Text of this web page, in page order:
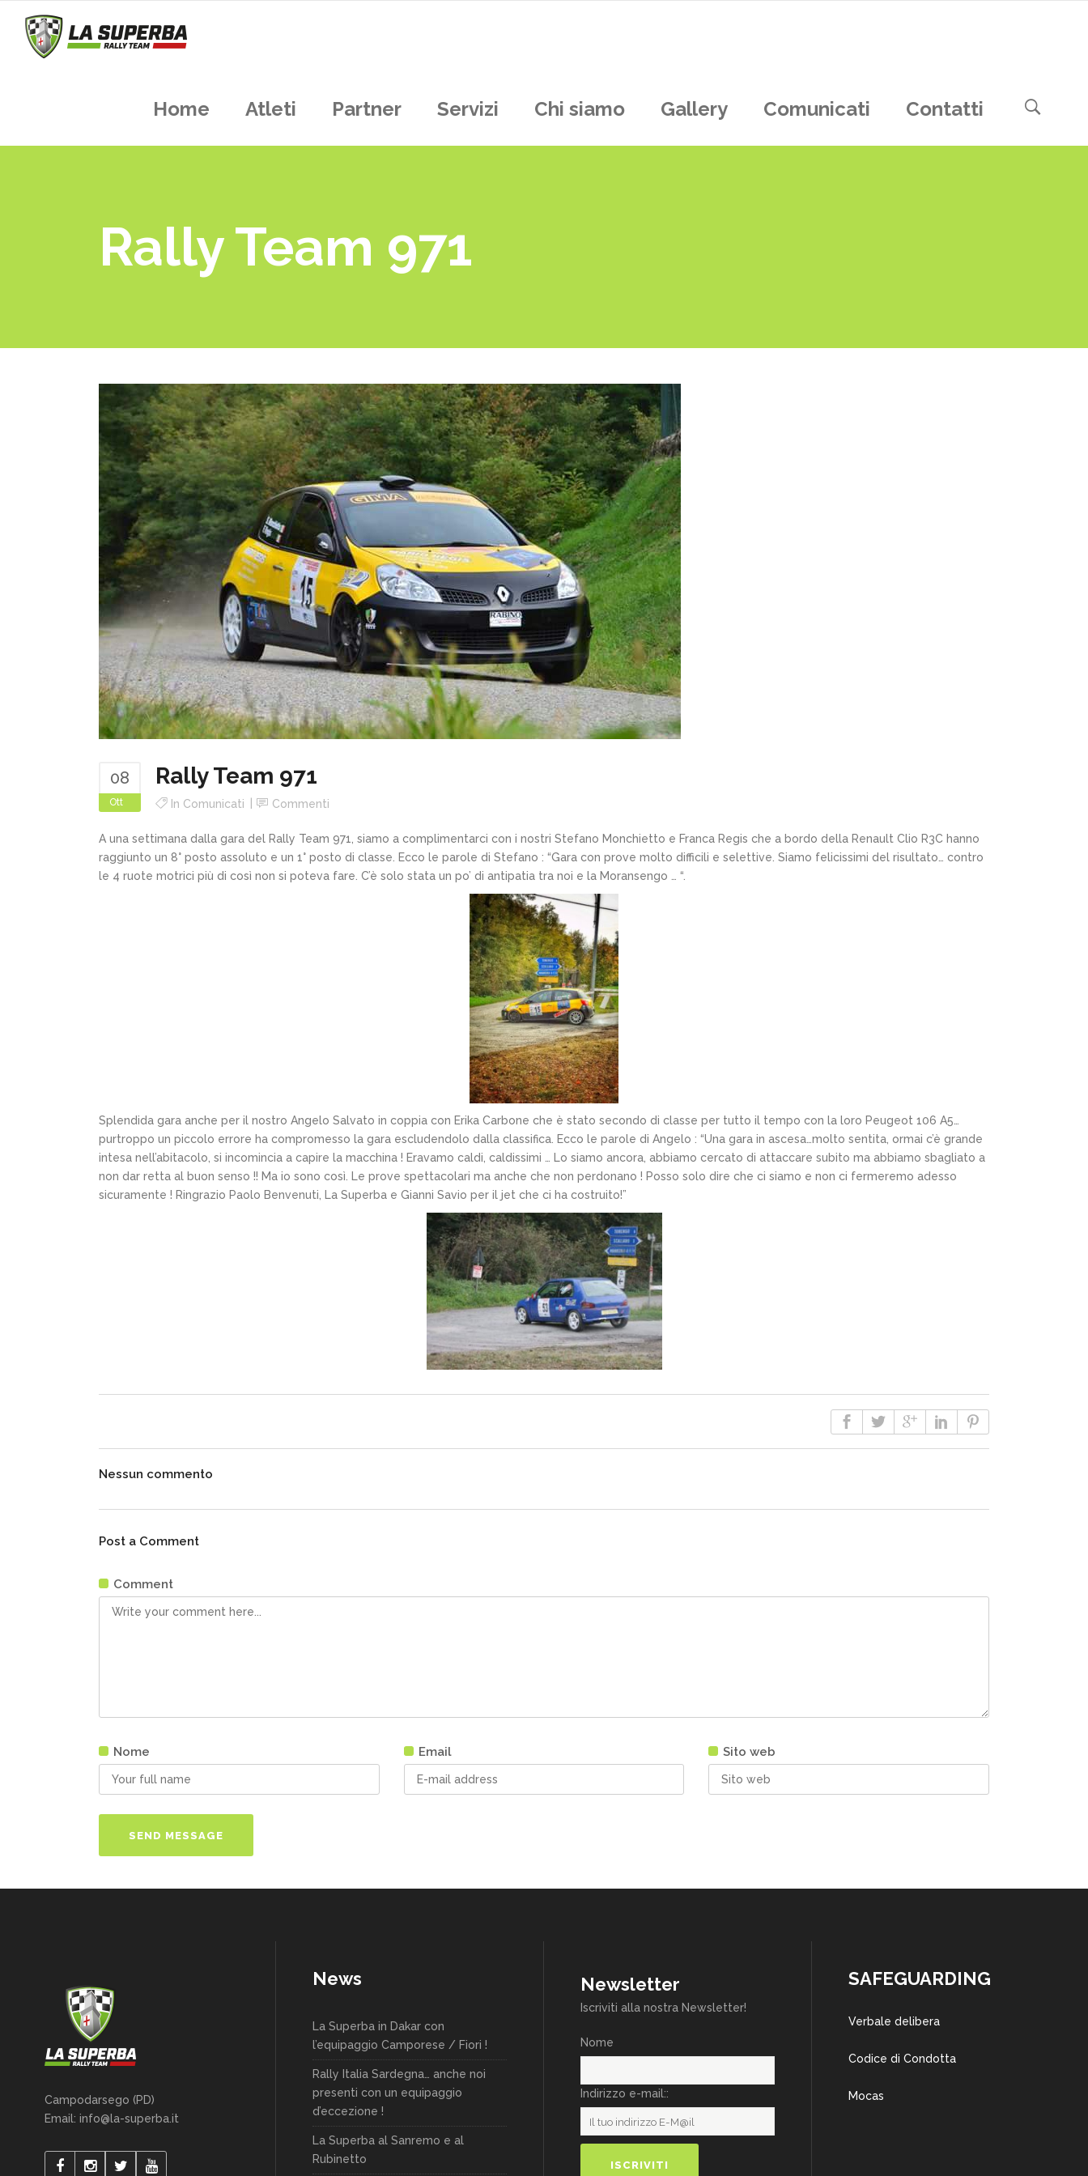
Home Atleti Partner Servizi Chi siamo Gallery Comunicati Contatti
Rally Team 971
08
Ott
Rally Team 971
In Comunicati Commenti
A una settimana dalla gara del Rally Team 971, siamo a complimentarci con i nostri Stefano Monchietto e Franca Regis che a bordo della Renault Clio R3C hanno
raggiunto un 8° posto assoluto e un 1° posto di classe. Ecco le parole di Stefano : “Gara con prove molto difficili e selettive. Siamo felicissimi del risultato… contro
le 4 ruote motrici più di così non si poteva fare. C’è solo stata un po’ di antipatia tra noi e la Moransengo … “.
Splendida gara anche per il nostro Angelo Salvato in coppia con Erika Carbone che è stato secondo di classe per tutto il tempo con la loro Peugeot 106 A5…
purtroppo un piccolo errore ha compromesso la gara escludendolo dalla classifica. Ecco le parole di Angelo : “Una gara in ascesa…molto sentita, ormai c’è grande
intesa nell’abitacolo, si incomincia a capire la macchina ! Eravamo caldi, caldissimi … Lo siamo ancora, abbiamo cercato di attaccare subito ma abbiamo sbagliato a
non dar retta al buon senso !! Ma io sono così. Le prove spettacolari ma anche che non perdonano ! Posso solo dire che ci siamo e non ci fermeremo adesso
sicuramente ! Ringrazio Paolo Benvenuti, La Superba e Gianni Savio per il jet che ci ha costruito!”
Nessun commento
Post a Comment
Comment
Nome Email Sito web
Campodarsego (PD)
Email: info@la-superba.it
News
La Superba in Dakar con
l’equipaggio Camporese / Fiori !
Rally Italia Sardegna… anche noi
presenti con un equipaggio
d’eccezione !
La Superba al Sanremo e al
Rubinetto
Newsletter
Iscriviti alla nostra Newsletter!
Nome
Indirizzo e-mail::
SAFEGUARDING
Verbale delibera
Codice di Condotta
Mocas